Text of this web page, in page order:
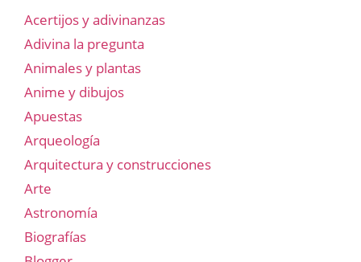
Acertijos y adivinanzas
Adivina la pregunta
Animales y plantas
Anime y dibujos
Apuestas
Arqueología
Arquitectura y construcciones
Arte
Astronomía
Biografías